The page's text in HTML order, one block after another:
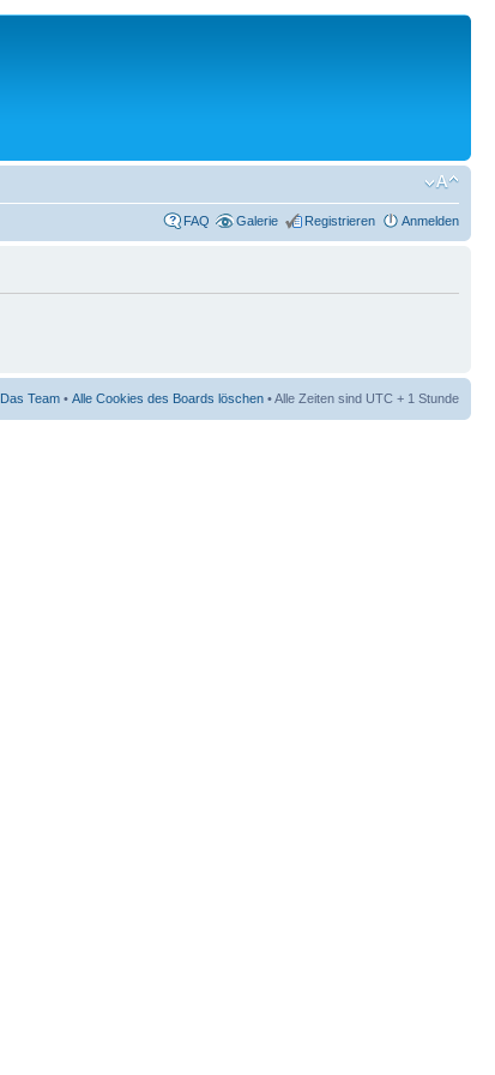
FAQ Galerie Registrieren Anmelden
Das Team • Alle Cookies des Boards löschen • Alle Zeiten sind UTC + 1 Stunde